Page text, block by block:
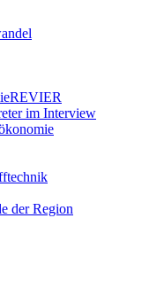
im Interview
der Region